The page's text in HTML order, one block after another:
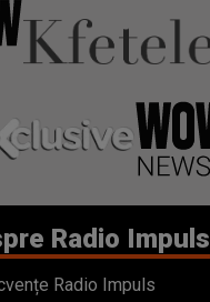
Radio Impuls
Radio Impuls